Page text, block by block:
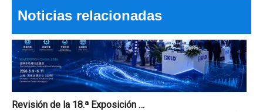
Noticias relacionadas
Revisión de la 18.ª Exposición Internacional del Agua de Shanghai y aviso de vacaciones del Festival del Bote del Dragón
La 18.ª Exposición Internacional del Agua de Shanghai